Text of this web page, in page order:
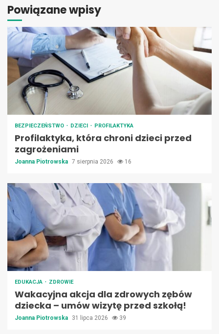
Powiązane wpisy
BEZPIECZEŃSTWO DZIECI PROFILAKTYKA
Profilaktyka, która chroni dzieci przed
zagrożeniami
Joanna Piotrowska 7 sierpnia 2026 16
EDUKACJA ZDROWIE
Wakacyjna akcja dla zdrowych zębów
dziecka – umów wizytę przed szkołą!
Joanna Piotrowska 31 lipca 2026 39